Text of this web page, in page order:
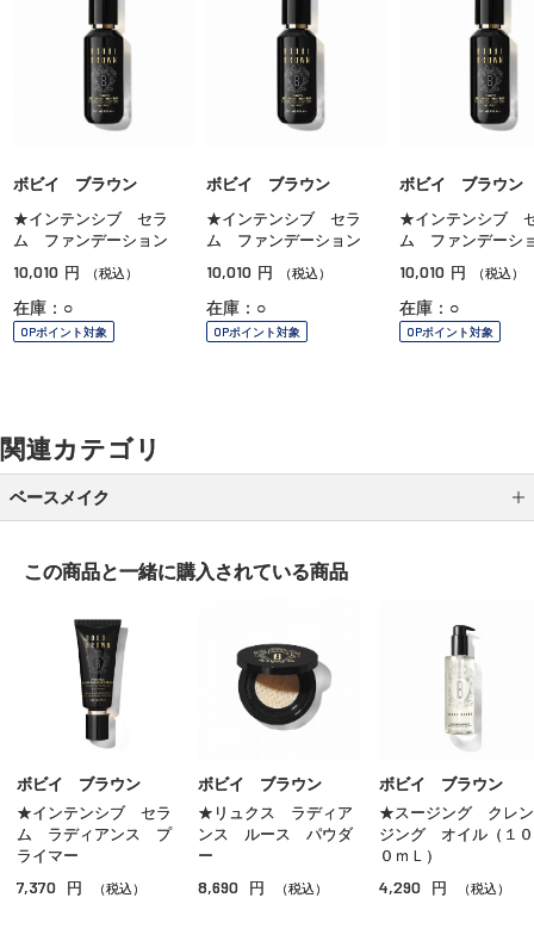
ボビイ ブラウン
★インテンシブ セラ
ム ファンデーション
10,010 円 （税込）
在庫：○
OPポイント対象
ボビイ ブラウン
★インテンシブ セラ
ム ファンデーション
10,010 円 （税込）
在庫：○
OPポイント対象
ボビイ ブラウン
★インテンシブ
ム ファンデーシ
10,010 円 （税込）
在庫：○
OPポイント対象
関連カテゴリ
ベースメイク
クッションファンデーション
クリームファンデーション
リキッドファンデーション
パウダー
ＢＢ／ＣＣクリーム
コンシーラー
この商品と一緒に購入されている商品
ボビイ ブラウン
★インテンシブ セラ
ム ラディアンス プ
ライマー
7,370 円 （税込）
ボビイ ブラウン
★リュクス ラディア
ンス ルース パウダ
ー
8,690 円 （税込）
ボビイ ブラウン
★スージング クレン
ジング オイル（１０
０ｍＬ）
4,290 円 （税込）